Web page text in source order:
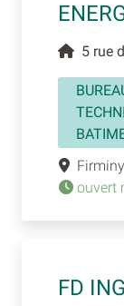
5 rue
Firminy
ouvert
FD